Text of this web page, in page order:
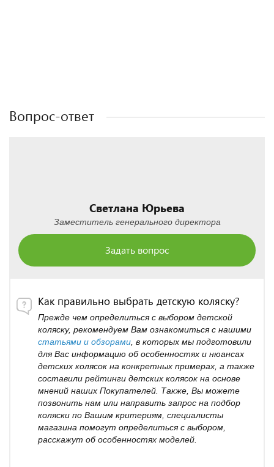
Вопрос-ответ
Светлана Юрьева
Заместитель генерального директора
Задать вопрос
Как правильно выбрать детскую коляску?
Прежде чем определиться с выбором детской
коляску, рекомендуем Вам ознакомиться с нашими
статьями и обзорами , в которых мы подготовили
для Вас информацию об особенностях и нюансах
детских колясок на конкретных примерах, а также
составили рейтинги детских колясок на основе
мнений наших Покупателей. Также, Вы можете
позвонить нам или направить запрос на подбор
коляски по Вашим критериям, специалисты
магазина помогут определиться с выбором,
расскажут об особенностях моделей.